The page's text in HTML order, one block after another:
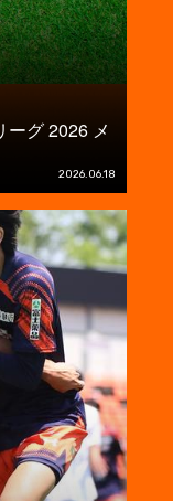
グ 2026 メ
2026.06.18